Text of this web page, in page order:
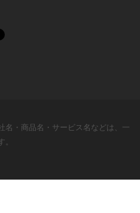
名・商品名・サービス名などは、一